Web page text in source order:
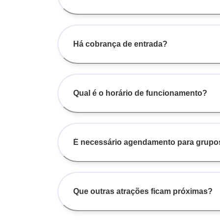
Há cobrança de entrada?
Qual é o horário de funcionamento?
É necessário agendamento para
Que outras atrações ficam próximas?